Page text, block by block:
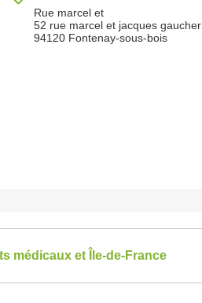
Rue marcel et
52 rue marcel et jacques gaucher
94120 Fontenay-sous-bois
médicaux et Île-de-France